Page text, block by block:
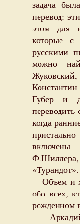
задача
перевод:
этом для
которые с
русскими
можно
Губер и
переводить
когда
включены
«Турандот».
Объем и
обо всех,
рожденном
Аркадий